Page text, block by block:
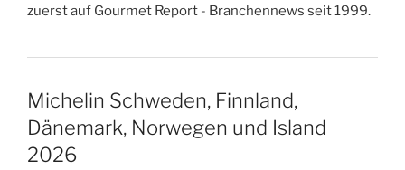
zuerst auf Gourmet Report - Branchennews seit 1999.
Michelin Schweden, Finnland,
Dänemark, Norwegen und Island
2026